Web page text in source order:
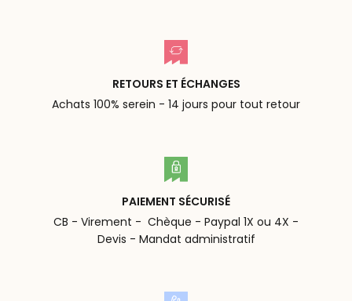
RETOURS ET ÉCHANGES
Achats 100% serein - 14 jours pour tout retour
PAIEMENT SÉCURISÉ
CB - Virement - Chèque - Paypal 1X ou 4X -
Devis - Mandat administratif